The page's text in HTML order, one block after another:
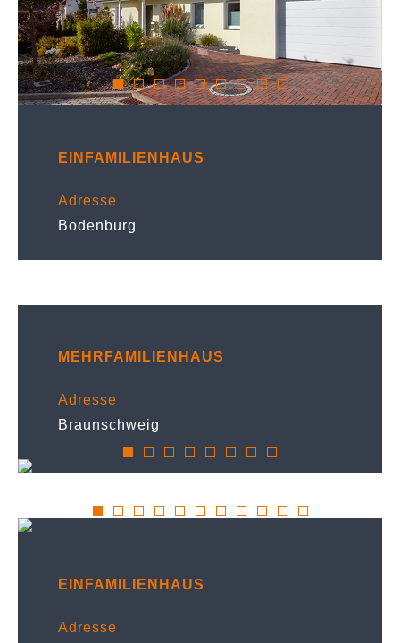
EINFAMILIENHAUS
Adresse
Bodenburg
MEHRFAMILIENHAUS
Adresse
Braunschweig
EINFAMILIENHAUS
Adresse